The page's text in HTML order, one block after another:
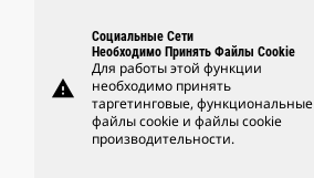
warning
Социальные Сети
Необходимо Принять Файлы Cookie
Для работы этой функции
необходимо принять
таргетинговые, функциональные
файлы cookie и файлы cookie
производительности.